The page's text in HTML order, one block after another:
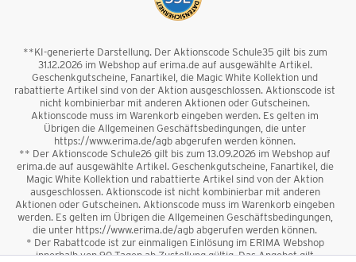
**KI-generierte Darstellung. Der Aktionscode Schule35 gilt bis zum
31.12.2026 im Webshop auf erima.de auf ausgewählte Artikel.
Geschenkgutscheine, Fanartikel, die Magic White Kollektion und
rabattierte Artikel sind von der Aktion ausgeschlossen. Aktionscode ist
nicht kombinierbar mit anderen Aktionen oder Gutscheinen.
Aktionscode muss im Warenkorb eingeben werden. Es gelten im
Übrigen die Allgemeinen Geschäftsbedingungen, die unter
https://www.erima.de/agb abgerufen werden können.
** Der Aktionscode Schule26 gilt bis zum 13.09.2026 im Webshop auf
erima.de auf ausgewählte Artikel. Geschenkgutscheine, Fanartikel, die
Magic White Kollektion und rabattierte Artikel sind von der Aktion
ausgeschlossen. Aktionscode ist nicht kombinierbar mit anderen
Aktionen oder Gutscheinen. Aktionscode muss im Warenkorb eingeben
werden. Es gelten im Übrigen die Allgemeinen Geschäftsbedingungen,
die unter https://www.erima.de/agb abgerufen werden können.
* Der Rabattcode ist zur einmaligen Einlösung im ERIMA Webshop
innerhalb von 90 Tagen ab Zustellung gültig. Das Angebot gilt